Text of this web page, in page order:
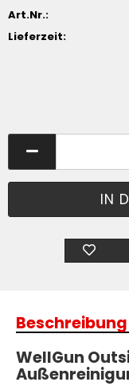
Art.Nr.:
Lieferzeit:
Beschreibung
WellGun